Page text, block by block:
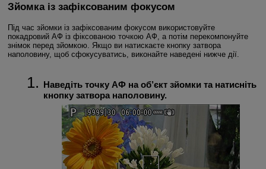
Зйомка із зафіксованим фокусом
Під час зйомки із зафіксованим фокусом використовуйте
покадровий АФ із фіксованою точкою АФ, а потім перекомпонуйте
знімок перед зйомкою. Якщо ви натискаєте кнопку затвора
наполовину, щоб сфокусуватись, виконайте наведені нижче дії.
Наведіть точку АФ на об’єкт зйомки та натисніть
кнопку затвора наполовину.